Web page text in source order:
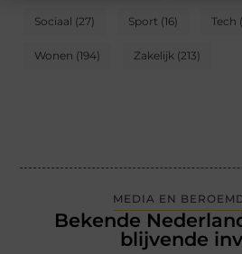
Sociaal (27) Sport (16) Tech
Wonen (194) Zakelijk (213)
MEDIA EN
Bekende
blijvende